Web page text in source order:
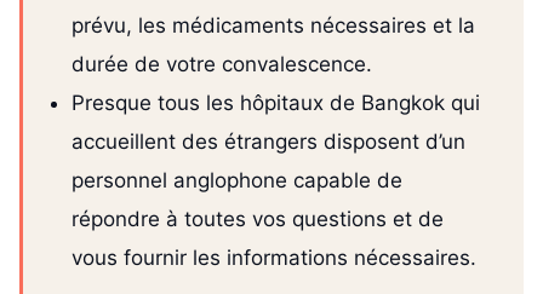
prévu, les médicaments nécessaires et la
durée de votre convalescence.
Presque tous les hôpitaux de Bangkok qui
accueillent des étrangers disposent d’un
personnel anglophone capable de
répondre à toutes vos questions et de
vous fournir les informations nécessaires.